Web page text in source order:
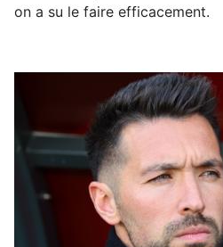
on a su le faire efficacement.